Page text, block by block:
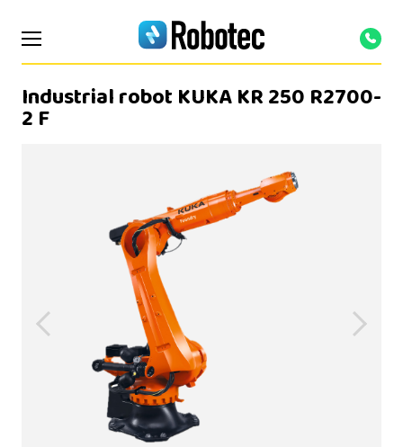
Industrial robot KUKA KR 250 R2700-
2 F